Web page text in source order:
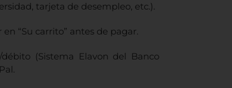
tarjeta de desempleo, etc.).
“Su carrito” antes de pagar.
(Sistema Elavon del Banco